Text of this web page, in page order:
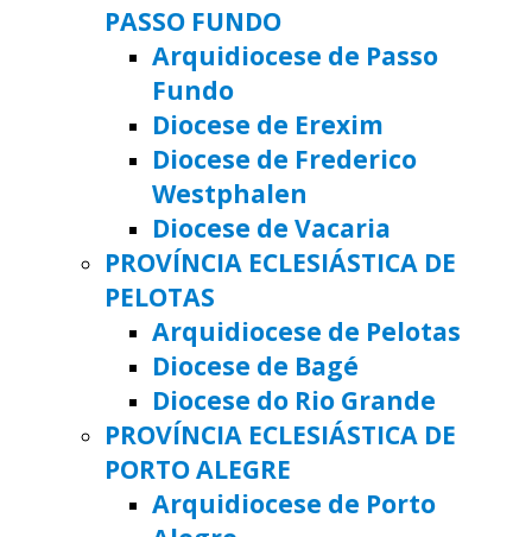
PASSO FUNDO
Arquidiocese de Passo
Fundo
Diocese de Erexim
Diocese de Frederico
Westphalen
Diocese de Vacaria
PROVÍNCIA ECLESIÁSTICA DE
PELOTAS
Arquidiocese de Pelotas
Diocese de Bagé
Diocese do Rio Grande
PROVÍNCIA ECLESIÁSTICA DE
PORTO ALEGRE
Arquidiocese de Porto